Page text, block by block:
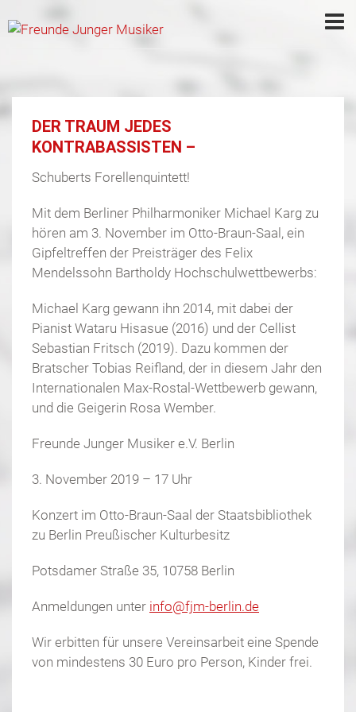
DER TRAUM JEDES
KONTRABASSISTEN –
Schuberts Forellenquintett!
Mit dem Berliner Philharmoniker Michael Karg zu
hören am 3. November im Otto-Braun-Saal, ein
Gipfeltreffen der Preisträger des Felix
Mendelssohn Bartholdy Hochschulwettbewerbs:
Michael Karg gewann ihn 2014, mit dabei der
Pianist Wataru Hisasue (2016) und der Cellist
Sebastian Fritsch (2019). Dazu kommen der
Bratscher Tobias Reifland, der in diesem Jahr den
Internationalen Max-Rostal-Wettbewerb gewann,
und die Geigerin Rosa Wember.
Freunde Junger Musiker e.V. Berlin
3. November 2019 – 17 Uhr
Konzert im Otto-Braun-Saal der Staatsbibliothek
zu Berlin Preußischer Kulturbesitz
Potsdamer Straße 35, 10758 Berlin
Anmeldungen unter info@fjm-berlin.de
Wir erbitten für unsere Vereinsarbeit eine Spende
von mindestens 30 Euro pro Person, Kinder frei.